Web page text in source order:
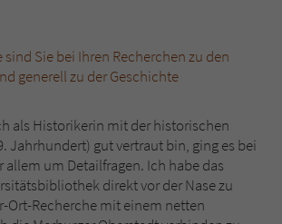
sind Sie bei Ihren Recherchen zu den
generell zu der Geschichte
als Historikerin mit der historischen
Jahrhundert) gut vertraut bin, ging es bei
allem um Detailfragen. Ich habe das
direkt vor der Nase zu
Ort-Recherche mit einem netten